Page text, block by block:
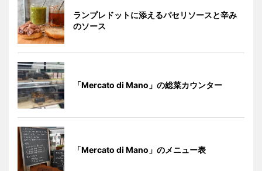
ランプレドットに添えるパセリソースと辛み
のソース
「Mercato di Mano」の総菜カウンター
「Mercato di Mano」のメニュー表